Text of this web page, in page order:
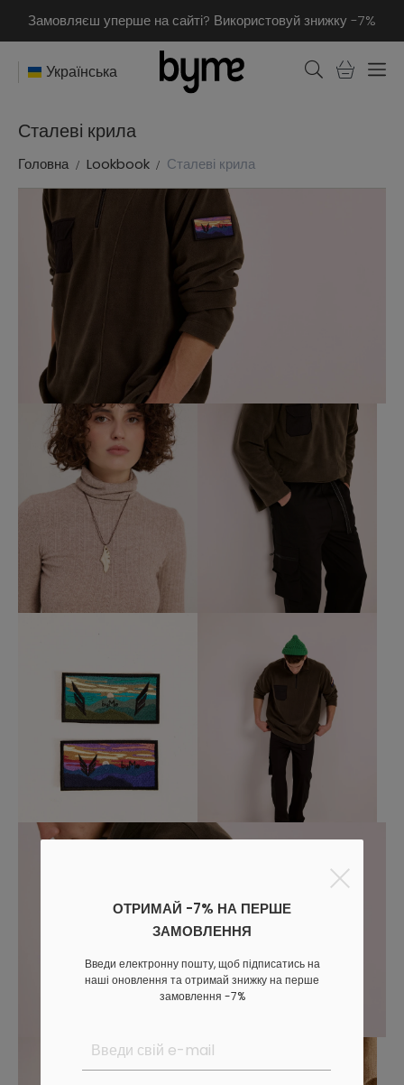
Замовляєш уперше на сайті? Використовуй знижку -7%
Українська
ОТРИМАЙ -7% НА ПЕРШЕ
ЗАМОВЛЕННЯ
Введи електронну пошту, щоб підписатись на
наші оновлення та отримай знижку на перше
замовлення -7%
Сталеві крила
Головна Lookbook Сталеві крила